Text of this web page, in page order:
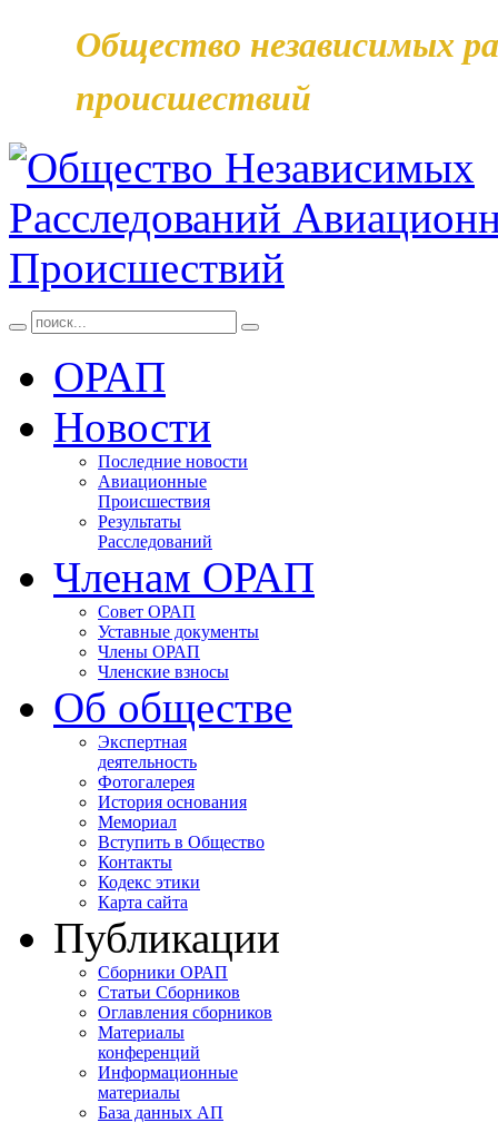
Общество независимых
происшествий
ОРАП
Новости
Последние новости
Авиационные
Происшествия
Результаты
Расследований
Членам ОРАП
Совет ОРАП
Уставные документы
Члены ОРАП
Членские взносы
Об обществе
Экспертная
деятельность
Фотогалерея
История основания
Мемориал
Вступить в Общество
Контакты
Кодекс этики
Карта сайта
Публикации
Сборники ОРАП
Статьи Сборников
Оглавления сборников
Материалы
конференций
Информационные
материалы
База данных АП